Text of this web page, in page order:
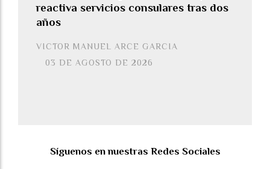
reactiva servicios consulares tras dos
años
VICTOR MANUEL ARCE GARCIA
03 DE AGOSTO DE 2026
Síguenos en nuestras Redes Sociales